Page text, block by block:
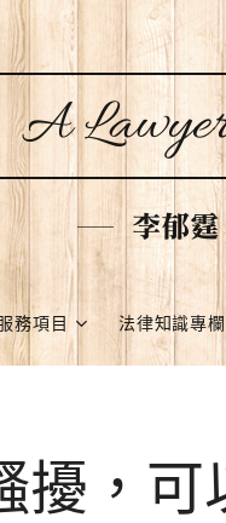
A
李郁霆
務項目 法律知識專欄
擾，可